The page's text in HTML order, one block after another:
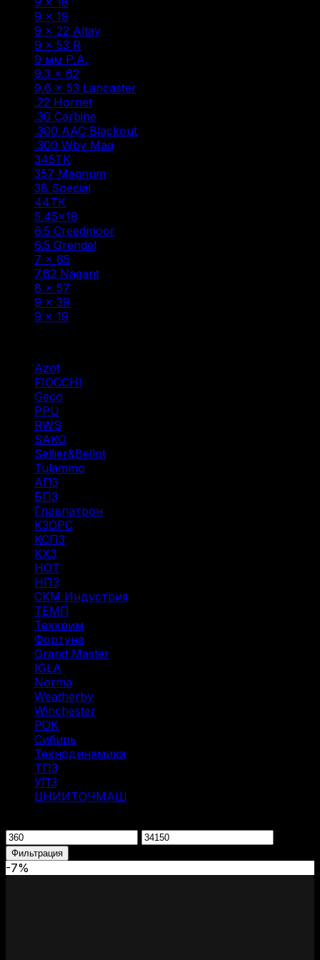
9 × 19
9 × 22 Altay
9 × 53 R
9 мм Р.А.
9.3 × 62
9.6 × 53 Lancaster
.22 Hornet
.30 Carbine
.300 AAC Blackout
.300 Wby Mag
345ТК
357 Magnum
38 Special
44ТК
5.45×18
6.5 Creedmoor
6.5 Grendel
7 × 65
7.62 Nagant
8 × 57
9 × 39
9 x 19
Azot
FIOCCHI
Geco
PPU
RWS
SAKO
Sellier&Bellot
Tulammo
АПЗ
БПЗ
Главпатрон
КЗОРС
КСПЗ
КХЗ
НОТ
НПЗ
СКМ Индустрия
ТЕМП
Техкрим
Фортуна
Grand Master
IGLA
Norma
Weatherby
Winchester
РОК
Сибирь
Технодинамика
ТПЗ
УПЗ
ЦНИИТОЧМАШ
Минимальная
цена
Максимальная
цена
Фильтрация
-7%